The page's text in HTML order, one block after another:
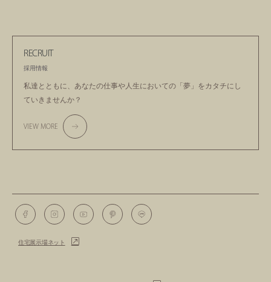
RECRUIT
採用情報
私達とともに、あなたの仕事や人生においての 「夢」をカタチにし
ていきませんか？
VIEW MORE
住宅展示場ネット